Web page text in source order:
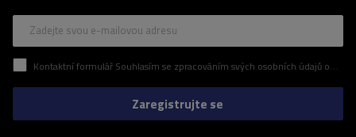
Zadejte svou e-mailovou adresu
Kontaktní formulář Souhlasím se zpracováním svých osobních údajů obsažených v kontaktním formuláři v souladu s nařízením Evropského parlamentu a Rady (EU)
Zaregistrujte se